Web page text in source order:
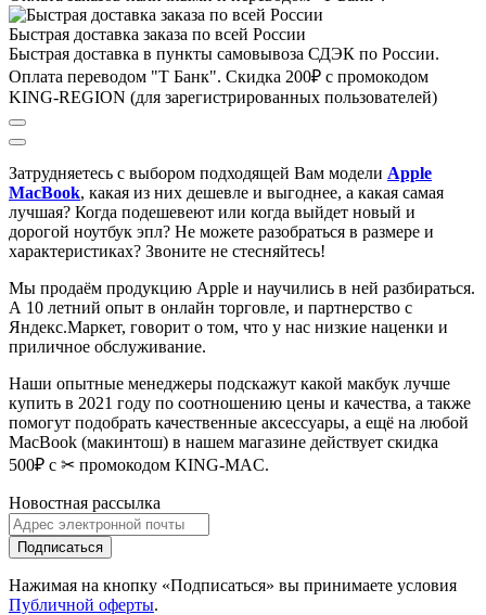
Быстрая доставка заказа по всей России
Быстрая доставка в пункты самовывоза СДЭК по России.
Оплата переводом "Т Банк". Скидка 200₽ с промокодом
KING-REGION (для зарегистрированных пользователей)
Затрудняетесь с выбором подходящей Вам модели Apple
MacBook, какая из них дешевле и выгоднее, а какая самая
лучшая? Когда подешевеют или когда выйдет новый и
дорогой ноутбук эпл? Не можете разобраться в размере и
характеристиках? Звоните не стесняйтесь!
Мы продаём продукцию Apple и научились в ней разбираться.
А 10 летний опыт в онлайн торговле, и партнерство с
Яндекс.Маркет, говорит о том, что у нас низкие наценки и
приличное обслуживание.
Наши опытные менеджеры подскажут какой макбук лучше
купить в 2021 году по соотношению цены и качества, а также
помогут подобрать качественные аксессуары, а ещё на любой
MacBook (макинтош) в нашем магазине действует скидка
500₽ с ✂ промокодом KING-MAC.
Новостная рассылка
Подписаться
Нажимая на кнопку «Подписаться» вы принимаете условия
Публичной оферты.